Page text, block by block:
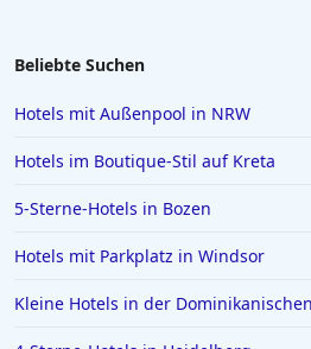
Hotels in Österreich
Hotels in Usedom Town
Hotels in Mainz
Hotels in Zürich
Hotels in Verona
Beliebte Suchen
Hotels mit Außenpool in NRW
Hotels im Boutique-Stil auf Kreta
5-Sterne-Hotels in Bozen
Hotels mit Parkplatz in Windsor
Kleine Hotels in der